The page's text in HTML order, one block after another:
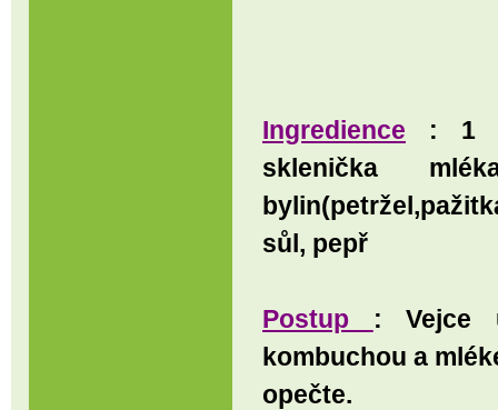
Ingredience : 1
sklenička
sůl, pepř
Postup : Vejce
kombuchou a
opečte.